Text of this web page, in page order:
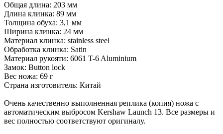
Общая длина: 203 мм
Длина клинка: 89 мм
Толщина обуха: 3,1 мм
Ширина клинка: 24 мм
Материал клинка: stainless steel
Обработка клинка: Satin
Материал рукояти: 6061 T-6 Aluminium
Замок: Button lock
Вес ножа: 69 г
Страна изготовитель: Китай
Очень качественно выполненная реплика (копия) ножа с
автоматическим выбросом Kershaw Launch 13. Все размеры и
вес полностью соответствуют оригиналу.